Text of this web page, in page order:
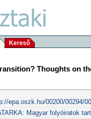
Kereső
Thoughts on
epa.oszk.hu/00200/00294/
Magyar folyóiratok